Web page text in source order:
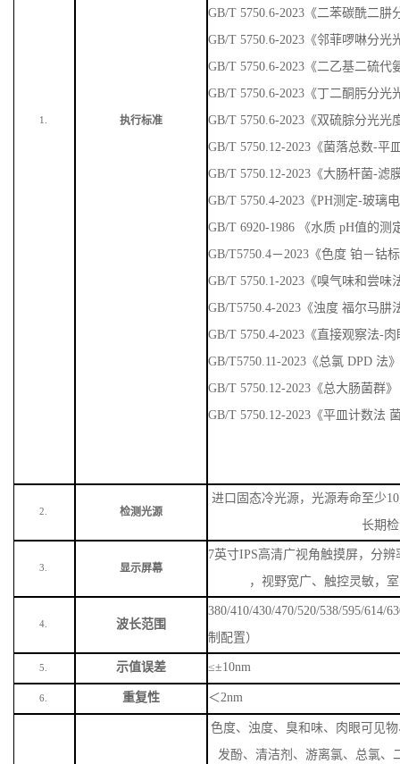
1. 执行标准
GB/T 5750.6-2023《二苯碳酰二
GB/T 5750.6-2023《邻菲啰啉分光
GB/T 5750.6-2023《二乙基二硫
GB/T 5750.6-2023《丁二酮肟分光
GB/T 5750.6-2023《双硫腙分光光
GB/T 5750.12-2023《菌落总数-平
GB/T 5750.12-2023《大肠杆菌-滤
GB/T 5750.4-2023《PH测定-玻璃
GB/T 6920-1986 《水质 pH值的测
GB/T5750.4－2023《色度 铂－钴
GB/T 5750.1-2023《嗅气味和尝味
GB/T5750.4-2023《浊度 福尔马肼
GB/T 5750.4-2023《直接观察法-
GB/T5750.11-2023《总氯 DPD 法
GB/T 5750.12-2023《总大肠菌群》
GB/T 5750.12-2023《平皿计数法
2. 检测光源
进口固态冷光源，光源寿命至少
长期
3. 显示屏幕
7英寸IPS高清广视角触摸屏，分
，视野宽广、触控灵敏，
4. 波长范围
380/410/430/470/520/538/595/614/
制配置）
5. 示值误差 ≤±10nm
6. 重复性 ＜2nm
色度、浊度、臭和味、肉眼可见物
发酚、清洁剂、游离氯、总氯、